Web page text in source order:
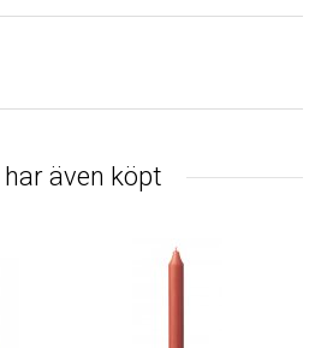
även köpt